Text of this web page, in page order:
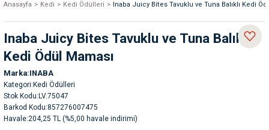
Temizlik Ürünleri
Anasayfa Kedi Kedi Ödülleri Inaba Juicy Bites Tavuklu ve Tuna Balıklı Kedi
Inaba Juicy Bites Tavuklu ve Tuna Balıklı
Kedi Ödül Maması
Marka INABA
Kategori Kedi Ödülleri
Stok Kodu LV.75047
Barkod Kodu 857276007475
Havale 204,25 TL (%5,00 havale indirimi)